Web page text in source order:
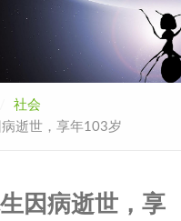
社会
逝世，享年103岁
因病逝世，享